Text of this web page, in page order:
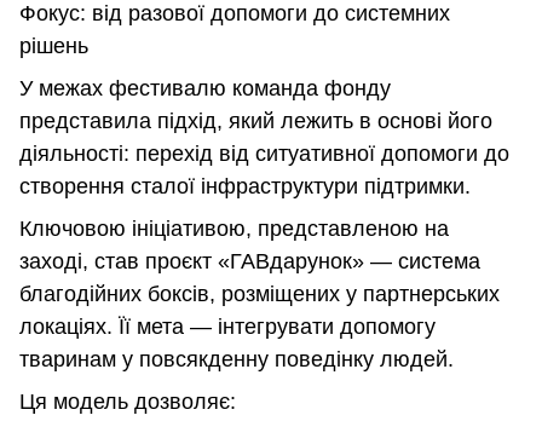
Фокус: від разової допомоги до системних
рішень
У межах фестивалю команда фонду
представила підхід, який лежить в основі його
діяльності: перехід від ситуативної допомоги до
створення сталої інфраструктури підтримки.
Ключовою ініціативою, представленою на
заході, став проєкт «ГАВдарунок» — система
благодійних боксів, розміщених у партнерських
локаціях. Її мета — інтегрувати допомогу
тваринам у повсякденну поведінку людей.
Ця модель дозволяє: